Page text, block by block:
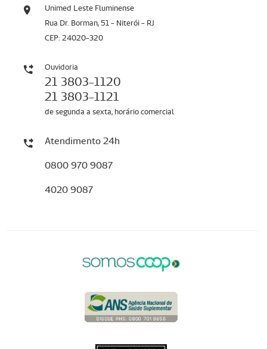
Unimed Leste Fluminense
Rua Dr. Borman, 51 - Niterói - RJ
CEP: 24020-320
Ouvidoria
21 3803-1120
21 3803-1121
de segunda a sexta, horário comercial
Atendimento 24h
0800 970 9087
4020 9087